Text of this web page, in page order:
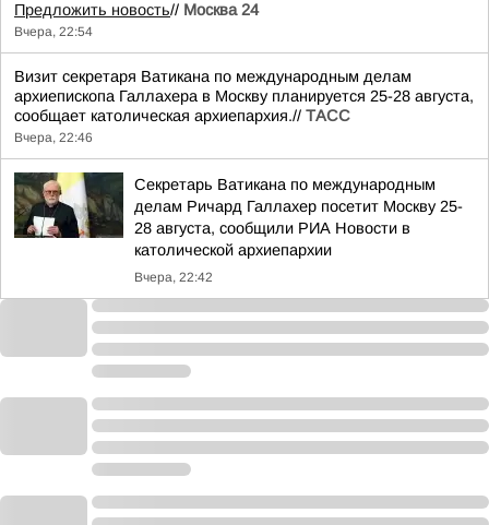
Предложить новость// Москва 24
Вчера, 22:54
Визит секретаря Ватикана по международным делам
архиепископа Галлахера в Москву планируется 25-28 августа,
сообщает католическая архиепархия.// ТАСС
Вчера, 22:46
Секретарь Ватикана по международным
делам Ричард Галлахер посетит Москву 25-
28 августа, сообщили РИА Новости в
католической архиепархии
Вчера, 22:42